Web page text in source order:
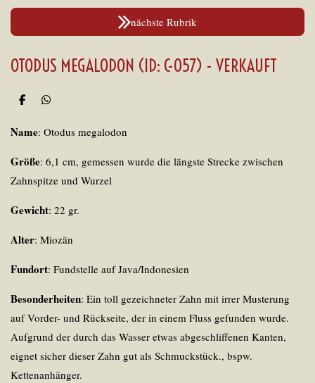
nächste Rubrik
OTODUS MEGALODON (ID: C-057) - VERKAUFT
T
l
n
T
l
n
Name: Otodus megalodon
Größe: 6,1 cm, gemessen wurde die längste Strecke zwischen
Zahnspitze und Wurzel
Gewicht: 22 gr.
Alter: Miozän
Fundort: Fundstelle auf Java/Indonesien
Besonderheiten: Ein toll gezeichneter Zahn mit irrer Musterung
auf Vorder- und Rückseite, der in einem Fluss gefunden wurde.
Aufgrund der durch das Wasser etwas abgeschliffenen Kanten,
eignet sicher dieser Zahn gut als Schmuckstück., bspw.
Kettenanhänger.